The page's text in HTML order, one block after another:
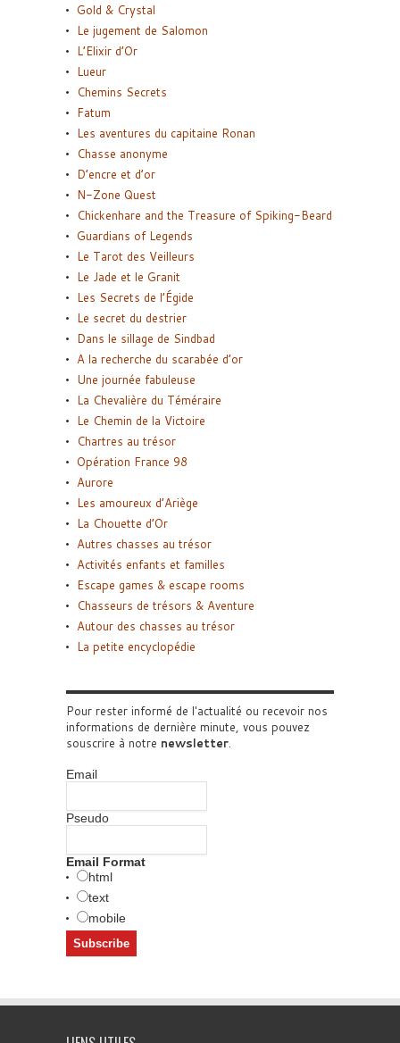
Gold & Crystal
Le jugement de Salomon
L’Elixir d’Or
Lueur
Chemins Secrets
Fatum
Les aventures du capitaine Ronan
Chasse anonyme
D’encre et d’or
N-Zone Quest
Chickenhare and the Treasure of Spiking-Beard
Guardians of Legends
Le Tarot des Veilleurs
Le Jade et le Granit
Les Secrets de l’Égide
Le secret du destrier
Dans le sillage de Sindbad
A la recherche du scarabée d’or
Une journée fabuleuse
La Chevalière du Téméraire
Le Chemin de la Victoire
Chartres au trésor
Opération France 98
Aurore
Les amoureux d’Ariège
La Chouette d’Or
Autres chasses au trésor
Activités enfants et familles
Escape games & escape rooms
Chasseurs de trésors & Aventure
Autour des chasses au trésor
La petite encyclopédie
Pour rester informé de l'actualité ou recevoir nos
informations de dernière minute, vous pouvez
souscrire à notre newsletter.
Email
Pseudo
Email Format
html
text
mobile